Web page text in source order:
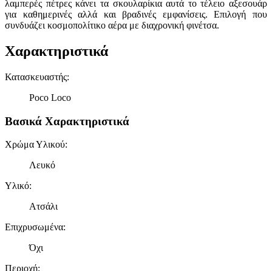
λαμπερές πέτρες κάνει τα σκουλαρίκια αυτά το τέλειο αξεσουάρ
για καθημερινές αλλά και βραδινές εμφανίσεις. Επιλογή που
συνδυάζει κοσμοπολίτικο αέρα με διαχρονική φινέτσα.
Χαρακτηριστικά
Κατασκευαστής:
Poco Loco
Βασικά Χαρακτηριστικά
Χρώμα Υλικού:
Λευκό
Υλικό:
Ατσάλι
Επιχρυσωμένα:
Όχι
Περιοχή: